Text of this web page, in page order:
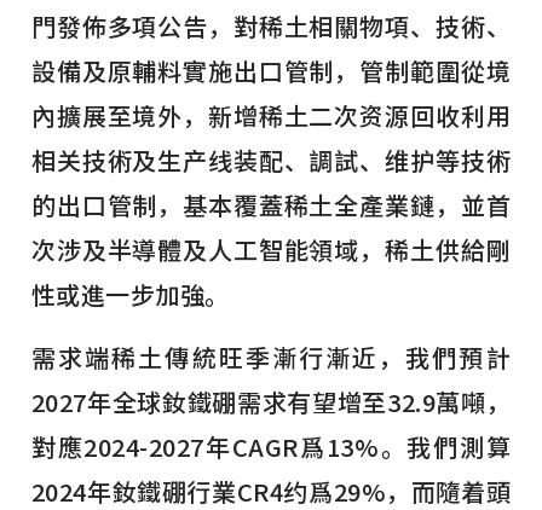
門發佈多項公告，對稀土相關物項、技術、
設備及原輔料實施出口管制，管制範圍從境
內擴展至境外，新增稀土二次资源回收利用
相关技術及生产线装配、調試、维护等技術
的出口管制，基本覆蓋稀土全產業鏈，並首
次涉及半導體及人工智能領域，稀土供給剛
性或進一步加強。
需求端稀土傳統旺季漸行漸近，我們預計
2027年全球釹鐵硼需求有望增至32.9萬噸，
對應2024-2027年CAGR爲13%。我們測算
2024年釹鐵硼行業CR4约爲29%，而隨着頭